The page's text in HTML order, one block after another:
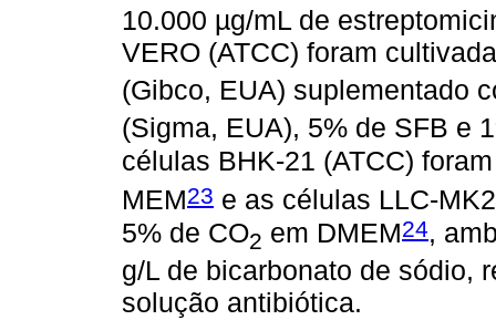
10.000 µg/mL de
VERO (ATCC) foram
(Gibco, EUA) suplementado
(Sigma, EUA), 5% de SFB e
células BHK-21 (ATCC)
MEM23 e as células LLC-
5% de CO2 em DMEM24,
g/L de bicarbonato de sódio,
solução antibiótica.